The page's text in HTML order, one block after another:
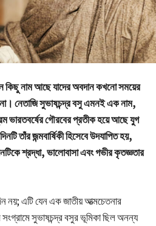
কিছু নাম আছে যাদের অবদান কখনো সময়ের
না। নেতাজি সুভাষচন্দ্র বসু এমনই এক নাম,
ভারতবর্ষের গৌরবের প্রতীক হয়ে আছে যুগ
তাঁর জন্মবার্ষিকী হিসেবে উদযাপিত হয়,
শ্রদ্ধা, ভালোবাসা এবং গভীর কৃতজ্ঞতার
নয়; এটি যেন এক জাতীয় আত্মচেতনার
সুভাষচন্দ্র বসুর ভূমিকা ছিল অনন্য